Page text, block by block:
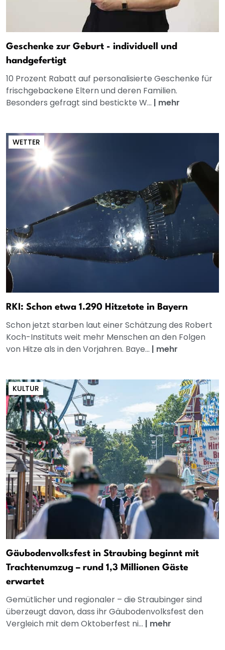
Geschenke zur Geburt - individuell und
handgefertigt
10 Prozent Rabatt auf personalisierte Geschenke für
frischgebackene Eltern und deren Familien.
Besonders gefragt sind bestickte W... | mehr
WETTER
RKI: Schon etwa 1.290 Hitzetote in Bayern
Schon jetzt starben laut einer Schätzung des Robert
Koch-Instituts weit mehr Menschen an den Folgen
von Hitze als in den Vorjahren. Baye... | mehr
KULTUR
Gäubodenvolksfest in Straubing beginnt mit
Trachtenumzug – rund 1,3 Millionen Gäste
erwartet
Gemütlicher und regionaler – die Straubinger sind
überzeugt davon, dass ihr Gäubodenvolksfest den
Vergleich mit dem Oktoberfest ni... | mehr